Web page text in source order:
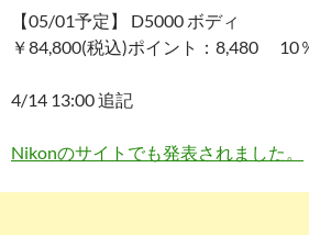
【05/01予定】 D5000 ボディ
￥84,800(税込)ポイント：8,480 10
4/14 13:00 追記
Nikonのサイトでも発表されました。